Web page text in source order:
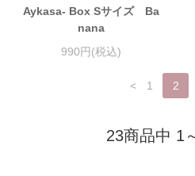
Aykasa- Box Sサイズ Ba
nana
990円(税込)
< 1 2
23商品中 1